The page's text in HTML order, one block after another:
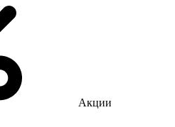
Акции